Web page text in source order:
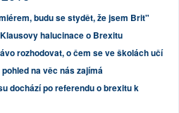
budu se stydět, že jsem Brit"
Klausovy halucinace o Brexitu
rozhodovat, o čem se ve školách učí
na věc nás zajímá
dochází po referendu o brexitu k